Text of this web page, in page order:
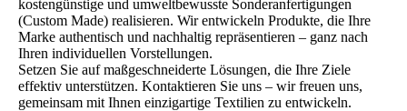
kostengünstige und umweltbewusste Sonderanfertigungen
(Custom Made) realisieren. Wir entwickeln Produkte, die Ihre
Marke authentisch und nachhaltig repräsentieren – ganz nach
Ihren individuellen Vorstellungen.
Setzen Sie auf maßgeschneiderte Lösungen, die Ihre Ziele
effektiv unterstützen. Kontaktieren Sie uns – wir freuen uns,
gemeinsam mit Ihnen einzigartige Textilien zu entwickeln.